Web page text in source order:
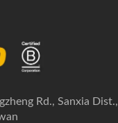
Rd., Sanxia Dist.,